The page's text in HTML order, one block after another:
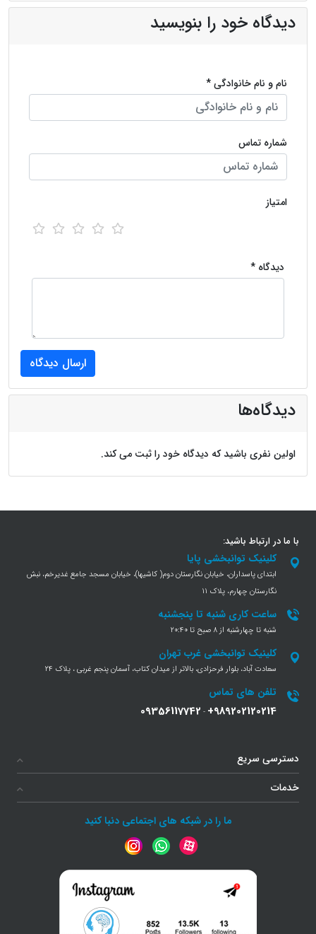
دیدگاه خود را بنویسید
نام و نام خانوادگی *
شماره تماس
امتیاز
دیدگاه *
دیدگاه‌ها
اولین نفری باشید که دیدگاه خود را ثبت می کند.
با ما در ارتباط باشید:
کلینیک توانبخشی پایا
ابتدای پاسداران، خیابان نگارستان دوم( کاشیها)، خیابان مسجد جامع غدیرخم، نبش
نگارستان چهارم، پلاک 11
ساعت کاری شنبه تا پنجشنبه
شنبه تا چهارشنبه از 8 صبح تا 20:40
کلینیک توانبخشی غرب تهران
سعادت آباد، بلوار فرحزادی، بالاتر از میدان کتاب، آسمان پنجم غربی ، پلاک 24
تلفن های تماس
+989202120214
-
09356117742
دسترسی سریع
خدمات
ما را در شبکه های اجتماعی دنبا کنید